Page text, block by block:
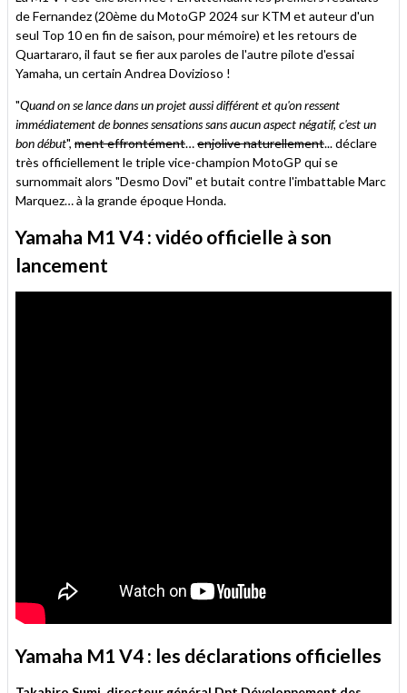
de Fernandez (20ème du MotoGP 2024 sur KTM et auteur d'un
seul Top 10 en fin de saison, pour mémoire) et les retours de
Quartararo, il faut se fier aux paroles de l'autre pilote d'essai
Yamaha, un certain Andrea Dovizioso !
"Quand on se lance dans un projet aussi différent et qu'on ressent
immédiatement de bonnes sensations sans aucun aspect négatif, c'est un
bon début", ment effrontément…enjolive naturellement... déclare
très officiellement le triple vice-champion MotoGP qui se
surnommait alors "Desmo Dovi" et butait contre l'imbattable Marc
Marquez… à la grande époque Honda.
Yamaha M1 V4 : vidéo officielle à son
lancement
Yamaha M1 V4 : les déclarations officielles